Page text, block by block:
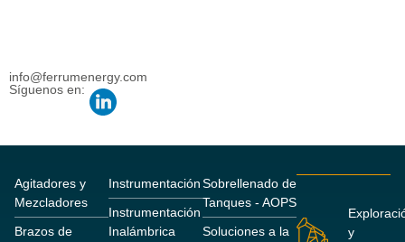
info@ferrumenergy.com
Síguenos en:
Agitadores y
Mezcladores
Brazos de
Instrumentación
Instrumentación
Inalámbrica
Sobrellenado de
Tanques - AOPS
Soluciones a la
y